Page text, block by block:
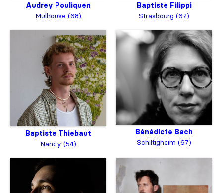
Audrey Pouliquen
Mulhouse (68)
Baptiste Filippi
Strasbourg (67)
Baptiste Thiebaut
Nancy (54)
Bénédicte Bach
Schiltigheim (67)